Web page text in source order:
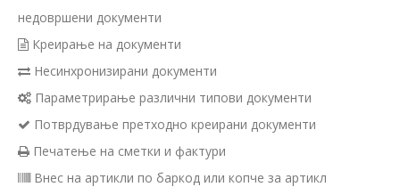
недовршени документи
Креирање на документи
Несинхронизирани документи
Параметрирање различни типови документи
Потврдување претходно креирани документи
Печатење на сметки и фактури
Внес на артикли по баркод или копче за артикл